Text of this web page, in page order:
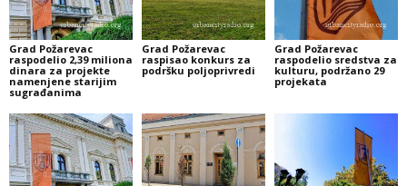
Grad Požarevac
raspodelio 2,39 miliona
dinara za projekte
namenjene starijim
sugrađanima
Grad Požarevac
raspisao konkurs za
podršku poljoprivredi
Grad Požarevac
raspodelio sredstva za
kulturu, podržano 29
projekata